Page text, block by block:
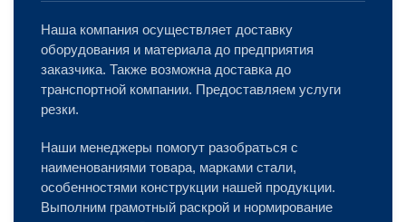
Наша компания осуществляет доставку
оборудования и материала до предприятия
заказчика. Также возможна доставка до
транспортной компании. Предоставляем услуги
резки.
Наши менеджеры помогут разобраться с
наименованиями товара, марками стали,
особенностями конструкции нашей продукции.
Выполним грамотный раскрой и нормирование